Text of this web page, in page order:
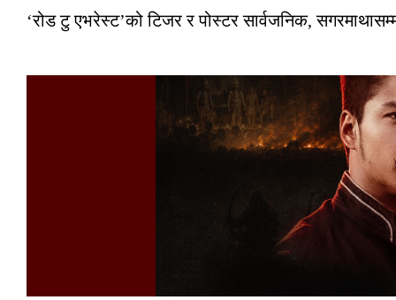
‘रोड टु एभरेस्ट’को टिजर र पोस्टर सार्वजनिक,